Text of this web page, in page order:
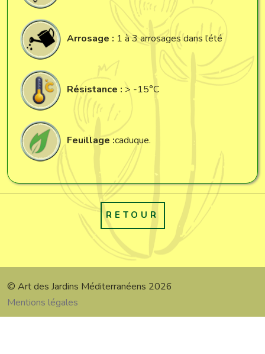
Arrosage : 1 à 3 arrosages dans l’été
Résistance : > -15°C
Feuillage :caduque.
RETOUR
© Art des Jardins Méditerranéens 2026
Mentions légales